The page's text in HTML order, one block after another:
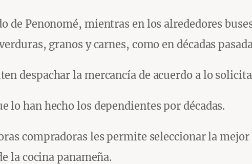
de Penonomé, mientras en los alrededores
granos y carnes, como en décadas
despachar la mercancía de acuerdo a lo
lo han hecho los dependientes por décadas.
compradoras les permite seleccionar la
la cocina panameña.